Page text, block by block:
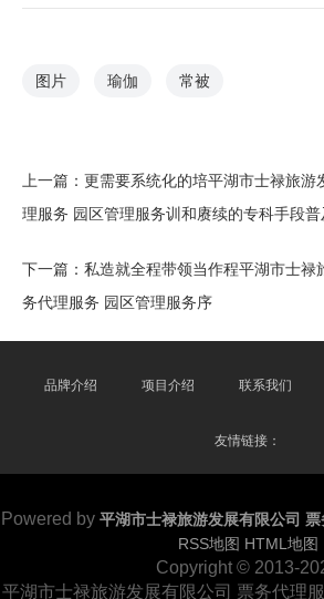
图片 瑜伽 常被
上一篇： 更需要系统化的培平湖市士禄旅游
理服务 园区管理服务训和赓续的专科手段普
下一篇： 私造就全程带领当作程平湖市士禄
务代理服务 园区管理服务序
品牌介绍 项目介绍 联系我们
友情链接：
Powered by 平湖市士禄旅游发展有限公司
RSS地图 HTML地图
Copyright © 2013-
平湖市士禄旅游发展有限公司 票务代理